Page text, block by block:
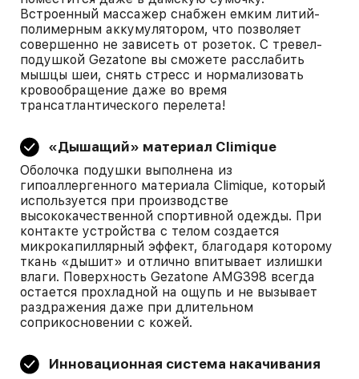
Встроенный массажер снабжен емким литий-
полимерным аккумулятором, что позволяет
совершенно не зависеть от розеток. С тревел-
подушкой Gezatone вы сможете расслабить
мышцы шеи, снять стресс и нормализовать
кровообращение даже во время
трансатлантического перелета!
«Дышащий» материал Climique
Оболочка подушки выполнена из
гипоаллергенного материала Climique, который
используется при производстве
высококачественной спортивной одежды. При
контакте устройства с телом создается
микрокапиллярный эффект, благодаря которому
ткань «дышит» и отлично впитывает излишки
влаги. Поверхность Gezatone AMG398 всегда
остается прохладной на ощупь и не вызывает
раздражения даже при длительном
соприкосновении с кожей.
Инновационная система накачивания